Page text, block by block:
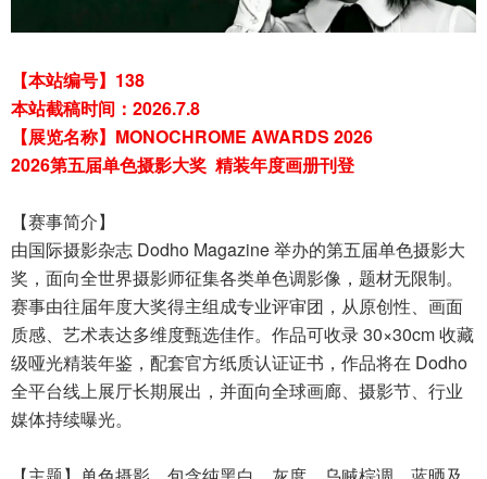
【本站编号】138
本站截稿时间：2026.7.8
【展览名称】MONOCHROME AWARDS 2026
2026第五届单色摄影大奖 精装年度画册刊登
【赛事简介】
由国际摄影杂志 Dodho Magazine 举办的第五届单色摄影大
奖，面向全世界摄影师征集各类单色调影像，题材无限制。
赛事由往届年度大奖得主组成专业评审团，从原创性、画面
质感、艺术表达多维度甄选佳作。作品可收录 30×30cm 收藏
级哑光精装年鉴，配套官方纸质认证证书，作品将在 Dodho
全平台线上展厅长期展出，并面向全球画廊、摄影节、行业
媒体持续曝光。